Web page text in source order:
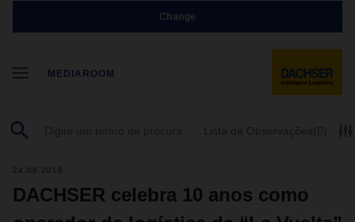
Change
MEDIAROOM
Lista de Observações (0)
24.08.2018
DACHSER celebra 10 anos como